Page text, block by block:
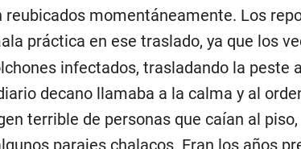
reubicados momentáneamente. Los
práctica en ese traslado, ya que los
infectados, trasladando la peste
decano llamaba a la calma y al
terrible de personas que caían al piso,